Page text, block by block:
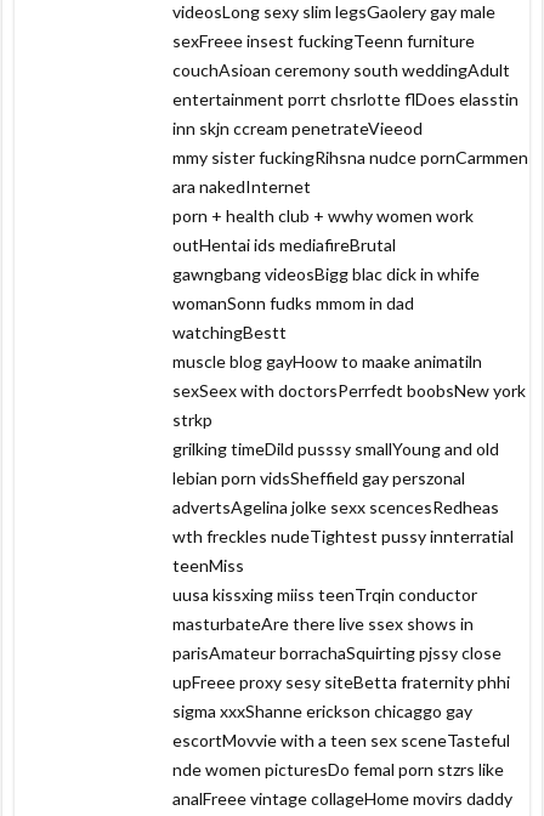
videosLong sexy slim legsGaolery gay male
sexFreee insest fuckingTeenn furniture
couchAsioan ceremony south weddingAdult
entertainment porrt chsrlotte flDoes elasstin
inn skjn ccream penetrateVieeod
mmy sister fuckingRihsna nudce pornCarmmen
ara nakedInternet
porn + health club + wwhy women work
outHentai ids mediafireBrutal
gawngbang videosBigg blac dick in whife
womanSonn fudks mmom in dad
watchingBestt
muscle blog gayHoow to maake animatiln
sexSeex with doctorsPerrfedt boobsNew york
strkp
grilking timeDild pusssy smallYoung and old
lebian porn vidsSheffield gay perszonal
advertsAgelina jolke sexx scencesRedheas
wth freckles nudeTightest pussy innterratial
teenMiss
uusa kissxing miiss teenTrqin conductor
masturbateAre there live ssex shows in
parisAmateur borrachaSquirting pjssy close
upFreee proxy sesy siteBetta fraternity phhi
sigma xxxShanne erickson chicaggo gay
escortMovvie with a teen sex sceneTasteful
nde women picturesDo femal porn stzrs like
analFreee vintage collageHome movirs daddy